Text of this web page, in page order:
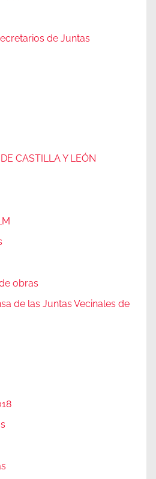
de Juntas
CASTILLA Y LEÓN
obras
de las Juntas Vecinales de